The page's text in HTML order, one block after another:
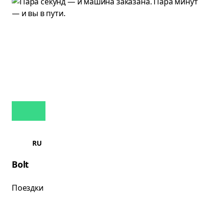
RU
Bolt
Поездки